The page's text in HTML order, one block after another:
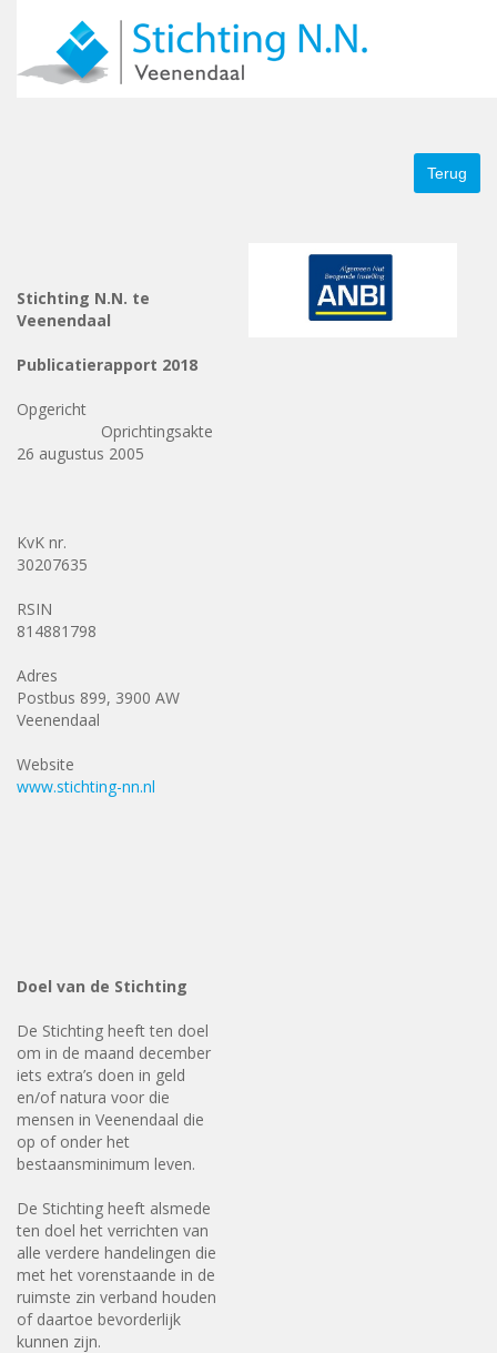
Over ons
– Doelstelling – Logo – Financien
Doneren Foto album Jaarverslagen – Jaarverslag 2018
– Jaarverslag 2024
Terug
Stichting N.N. te
Veenendaal
Publicatierapport 2018
Opgericht
Oprichtingsakte
26 augustus 2005
KvK nr.
30207635
RSIN
814881798
Adres
Postbus 899, 3900 AW
Veenendaal
Website
www.stichting-nn.nl
Doel van de Stichting
De Stichting heeft ten doel
om in de maand december
iets extra’s doen in geld
en/of natura voor die
mensen in Veenendaal die
op of onder het
bestaansminimum leven.
De Stichting heeft alsmede
ten doel het verrichten van
alle verdere handelingen die
met het vorenstaande in de
ruimste zin verband houden
of daartoe bevorderlijk
kunnen zijn.